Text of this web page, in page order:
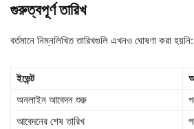
গুরুত্বপূর্ণতারিখ
বর্তমানে নিম্নলিখিত তারিখগুলি এখনও ঘোষণা করা হয়নি:
ইভেন্ট
অনলাইন আবেদন শুরু
আবেদনের শেষ তারিখ